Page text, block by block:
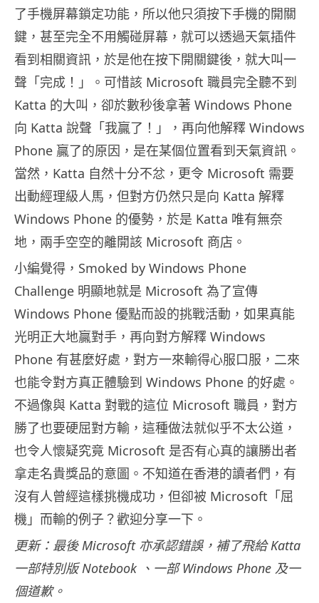
了手機屏幕鎖定功能，所以他只須按下手機的開關
鍵，甚至完全不用觸碰屏幕，就可以透過天氣插件
看到相關資訊，於是他在按下開關鍵後，就大叫一
聲「完成！」。可惜該 Microsoft 職員完全聽不到
Katta 的大叫，卻於數秒後拿著 Windows Phone
向 Katta 說聲「我贏了！」，再向他解釋 Windows
Phone 贏了的原因，是在某個位置看到天氣資訊。
當然，Katta 自然十分不忿，更令 Microsoft 需要
出動經理級人馬，但對方仍然只是向 Katta 解釋
Windows Phone 的優勢，於是 Katta 唯有無奈
地，兩手空空的離開該 Microsoft 商店。
小編覺得，Smoked by Windows Phone
Challenge 明顯地就是 Microsoft 為了宣傳
Windows Phone 優點而設的挑戰活動，如果真能
光明正大地贏對手，再向對方解釋 Windows
Phone 有甚麼好處，對方一來輸得心服口服，二來
也能令對方真正體驗到 Windows Phone 的好處。
不過像與 Katta 對戰的這位 Microsoft 職員，對方
勝了也要硬屈對方輸，這種做法就似乎不太公道，
也令人懷疑究竟 Microsoft 是否有心真的讓勝出者
拿走名貴獎品的意圖。不知道在香港的讀者們，有
沒有人曾經這樣挑機成功，但卻被 Microsoft「屈
機」而輸的例子？歡迎分享一下。
更新：最後 Microsoft 亦承認錯誤，補了飛給 Katta
一部特別版 Notebook 、一部 Windows Phone 及一
個道歉。